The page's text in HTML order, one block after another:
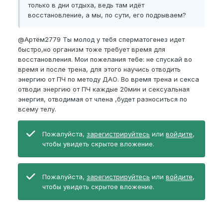
только в дни отдыха, ведь там идёт
восстановление, а мы, по сути, его подрываем?
@Артём2779 Ты молод у тебя сперматогенез идет
быстро,но организм тоже требует время для
восстановления. Мои пожелания тебе: не спускай во
время и после трена, для этого научись отводить
энергию от ПЧ по методу ДАО. Во время трена и секса
отводи энергию от ПЧ каждые 20мин и сексуальная
энергия, отводимая от члена ,будет разноситься по
всему телу.
Пожалуйста, зарегистрируйтесь или войдите,
чтобы увидеть скрытое вложение.
Пожалуйста, зарегистрируйтесь или войдите,
чтобы увидеть скрытое вложение.